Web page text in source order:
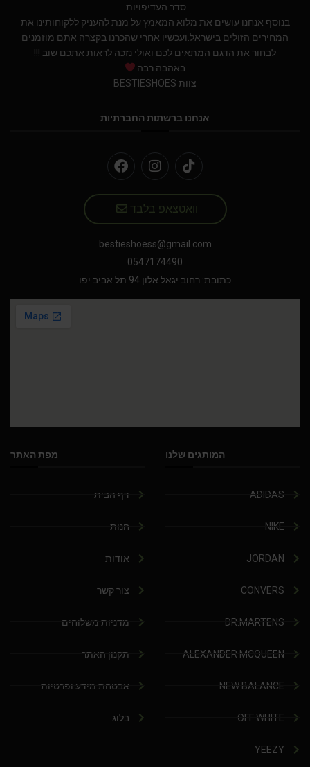
סדר העדיפויות.
בנוסף אנחנו עושים את מלוא המאמץ על מנת להעניק ללקוחותינו את
המחירים הזולים בישראל.ועכשיו אחרי שהכרנו בקצרה אתם מוזמנים
לבחור את הדגם המתאים לכם ואולי נזכה לראות אתכם שוב !!!
באהבה רבה
צוות BESTIESHOES
אנחנו ברשתות החברתיות
וואטצאפ בלבד
bestieshoess@gmail.com
0547174490
כתובת: רחוב יגאל אלון 94 תל אביב יפו
המותגים שלנו
ADIDAS
NIKE
JORDAN
CONVERS
DR.MARTENS
ALEXANDER MCQUEEN
NEW BALANCE
OFF WHITE
YEEZY
מפת האתר
דף הבית
חנות
אודות
צור קשר
מדניות משלוחים
תקנון האתר
אבטחת מידע ופרטיות
בלוג